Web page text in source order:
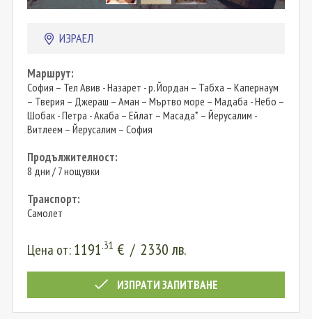
ИЗРАЕЛ
Маршрут:
София – Тел Авив - Назарет - р. Йордан – Табха – Капернаум
– Тверия – Джераш – Аман – Мъртво море – Мадаба - Небо –
Шобак - Петра - Акаба – Ейлат – Масада* – Йерусалим -
Витлеем – Йерусалим – София
Продължителност:
8 дни / 7 нощувки
Транспорт:
Самолет
Цена от:1191.31 € / 2330лв.
ИЗПРАТИ ЗАПИТВАНЕ